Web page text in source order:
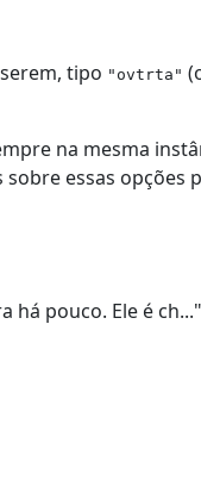
tipo "ovtrta"
na mesma
essas opções
há pouco. Ele é